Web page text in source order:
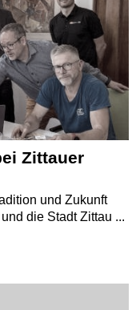
Zittauer
und Zukunft
die Stadt Zittau ...